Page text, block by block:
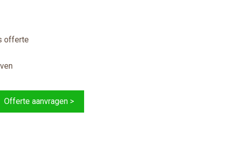
offerte
Offerte aanvragen >